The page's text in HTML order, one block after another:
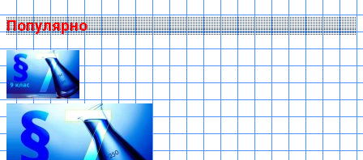
Популярно